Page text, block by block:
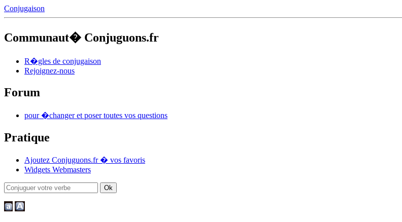
Conjugaison
Communaut� Conjuguons.fr
R�gles de conjugaison
Rejoignez-nous
Forum
pour �changer et poser toutes vos questions
Pratique
Ajoutez Conjuguons.fr � vos favoris
Widgets Webmasters